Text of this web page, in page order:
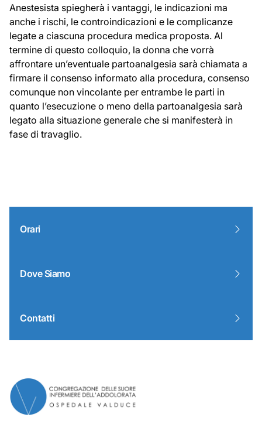
Anestesista spiegherà i vantaggi, le indicazioni ma
anche i rischi, le controindicazioni e le complicanze
legate a ciascuna procedura medica proposta. Al
termine di questo colloquio, la donna che vorrà
affrontare un’eventuale partoanalgesia sarà chiamata a
firmare il consenso informato alla procedura, consenso
comunque non vincolante per entrambe le parti in
quanto l’esecuzione o meno della partoanalgesia sarà
legato alla situazione generale che si manifesterà in
fase di travaglio.
Orari
Dove Siamo
Contatti